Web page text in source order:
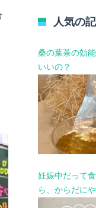
ー
選
択
人気の
桑の葉茶の効
いいの？
妊娠中だって
ら、からだに